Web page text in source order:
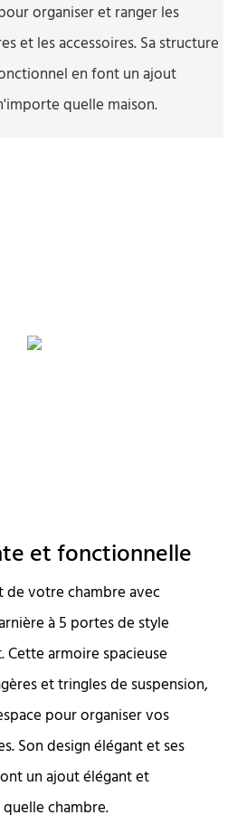
organiser et ranger les
et les accessoires. Sa structure
en font un ajout
quelle maison.
et fonctionnelle
votre chambre avec
à 5 portes de style
armoire spacieuse
et tringles de suspension,
pour organiser vos
Son design élégant et ses
un ajout élégant et
chambre.